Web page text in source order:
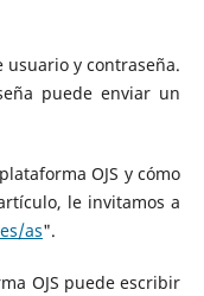
y contraseña.
puede enviar un
OJS y cómo
le invitamos a
as".
OJS puede escribir